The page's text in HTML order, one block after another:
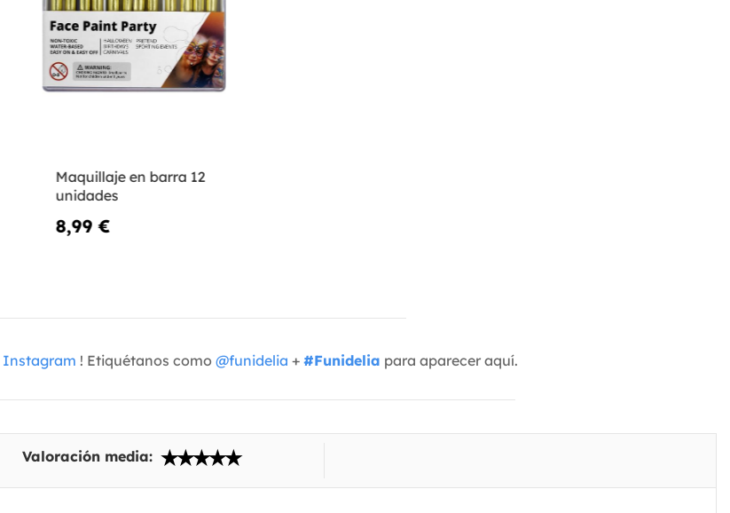
Maquillaje en barra 12
unidades
8,99 €
Instagram ! Etiquétanos como @funidelia + #Funidelia para aparecer aquí.
Valoración media: